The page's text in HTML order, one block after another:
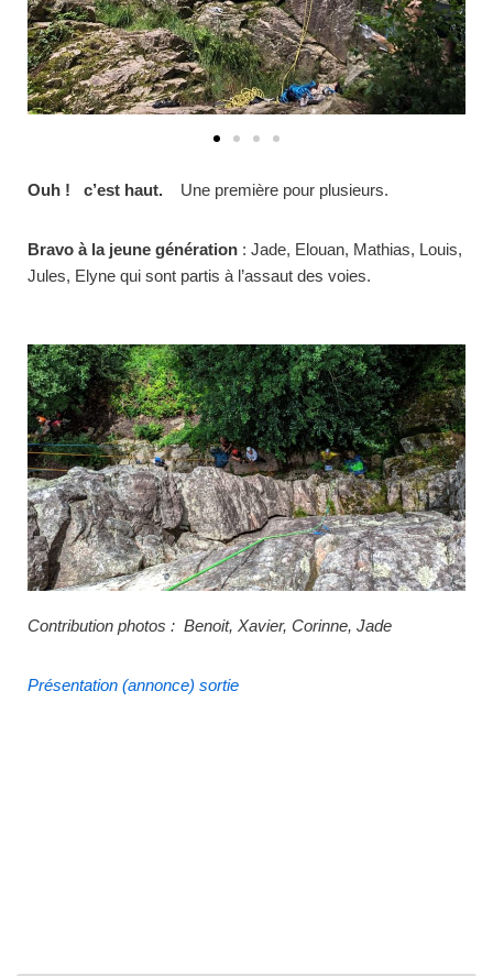
Ouh ! c’est haut. Une première pour plusieurs.
Bravo à la jeune génération : Jade, Elouan, Mathias, Louis,
Jules, Elyne qui sont partis à l’assaut des voies.
Contribution photos : Benoit, Xavier, Corinne, Jade
Présentation (annonce) sortie